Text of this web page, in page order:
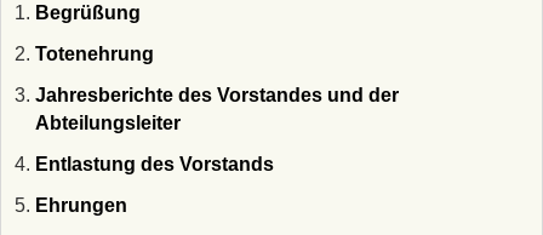
Begrüßung
Totenehrung
Jahresberichte des Vorstandes und der
Abteilungsleiter
Entlastung des Vorstands
Ehrungen